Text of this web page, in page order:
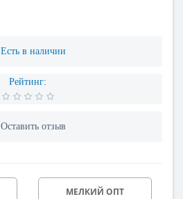
Есть в наличии
Рейтинг:
Оставить отзыв
МЕЛКИЙ ОПТ